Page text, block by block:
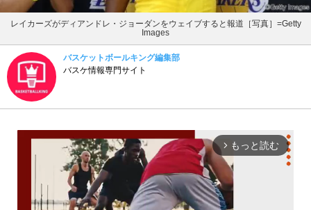
レイカーズがディアンドレ・ジョーダンをウェイブすると報道［写真］=Getty
Images
バスケットボールキング編集部
バスケ情報専門サイト
arrow_forward_ios もっと読む